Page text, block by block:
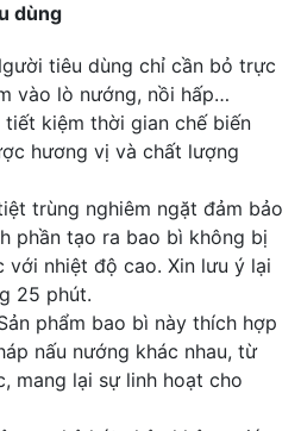
dùng
tiêu dùng chỉ cần bỏ trực
vào lò nướng, nồi hấp…
kiệm thời gian chế biến
hương vị và chất lượng
trùng nghiêm ngặt đảm bảo
phần tạo ra bao bì không bị
với nhiệt độ cao. Xin lưu ý lại
25 phút.
phẩm bao bì này thích hợp
nấu nướng khác nhau, từ
mang lại sự linh hoạt cho